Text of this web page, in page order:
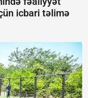
icbari təlimə